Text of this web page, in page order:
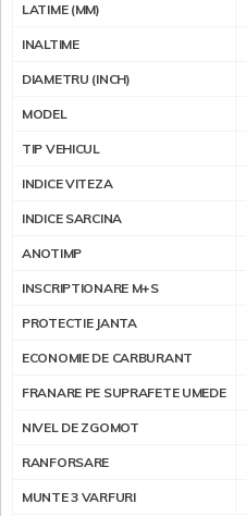
LATIME (MM)
INALTIME
DIAMETRU (INCH)
MODEL
TIP VEHICUL
INDICE VITEZA
INDICE SARCINA
ANOTIMP
INSCRIPTIONARE M+S
PROTECTIE JANTA
ECONOMIE DE CARBURANT
FRANARE PE SUPRAFETE UMEDE
NIVEL DE ZGOMOT
RANFORSARE
MUNTE 3 VARFURI